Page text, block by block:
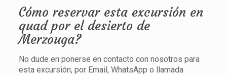
Cómo reservar esta excursión en
quad por el desierto de
Merzouga?
No dude en ponerse en contacto con nosotros para
esta excursión, por Email, WhatsApp o llamada